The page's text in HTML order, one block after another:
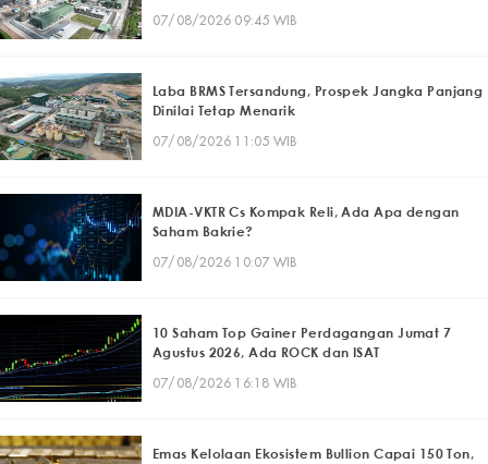
07/08/2026 09:45 WIB
Laba BRMS Tersandung, Prospek Jangka Panjang
Dinilai Tetap Menarik
07/08/2026 11:05 WIB
MDIA-VKTR Cs Kompak Reli, Ada Apa dengan
Saham Bakrie?
07/08/2026 10:07 WIB
10 Saham Top Gainer Perdagangan Jumat 7
Agustus 2026, Ada ROCK dan ISAT
07/08/2026 16:18 WIB
Emas Kelolaan Ekosistem Bullion Capai 150 Ton,